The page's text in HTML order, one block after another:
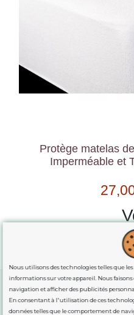
Protège matelas
Imperméable et
GUIDE DES TAILLES
Nous utilisons des technologies telles que
informations sur votre appareil. Nous
navigation et afficher des publicités
En consentant à l'utilisation de ces
données telles que le comportement de